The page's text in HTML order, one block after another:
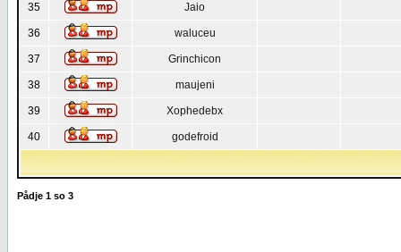
35 Jaio
36 waluceu
37 Grinchicon
38 maujeni
39 Xophedebx
40 godefroid
Pådje 1 so 3